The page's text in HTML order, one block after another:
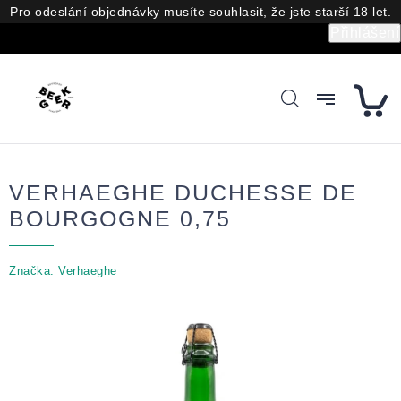
Přejít
na
Pro odeslání objednávky musíte souhlasit, že jste starší 18 let.
VERHAEGHE DUCHESSE DE
BOURGOGNE 0,75
Značka: Verhaeghe